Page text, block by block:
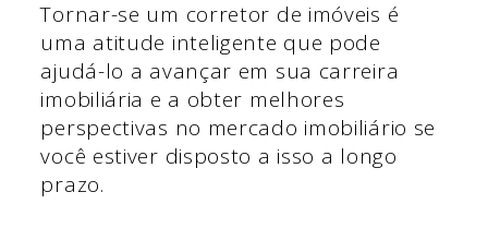
Tornar-se um corretor de imóveis é
uma atitude inteligente que pode
ajudá-lo a avançar em sua carreira
imobiliária e a obter melhores
perspectivas no mercado imobiliário se
você estiver disposto a isso a longo
prazo.